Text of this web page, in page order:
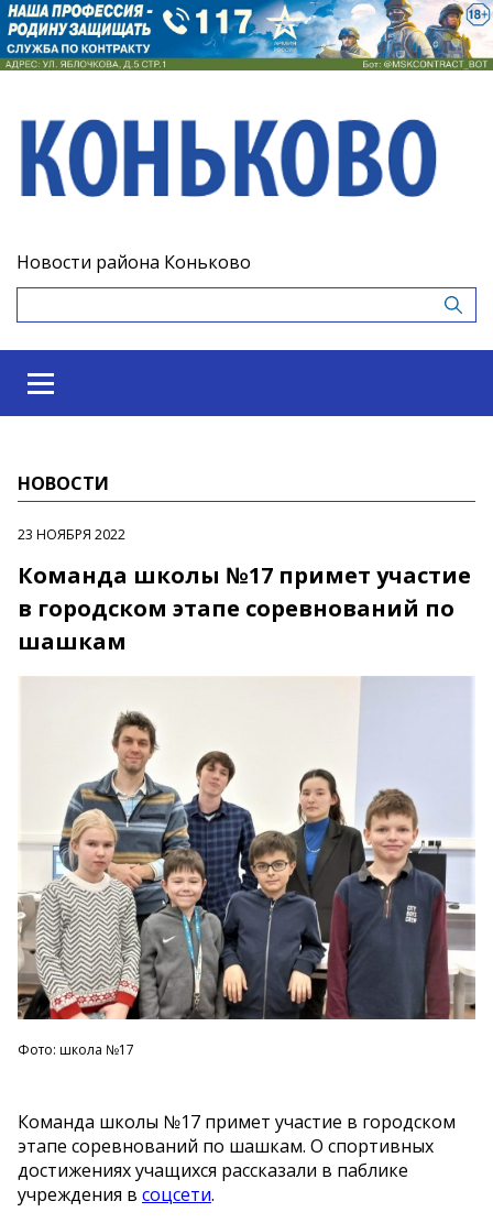
Новости района Коньково
НОВОСТИ
23 НОЯБРЯ 2022
Команда школы №17 примет участие
в городском этапе соревнований по
шашкам
Фото: школа №17
Команда школы №17 примет участие в городском
этапе соревнований по шашкам. О спортивных
достижениях учащихся рассказали в паблике
учреждения в соцсети.